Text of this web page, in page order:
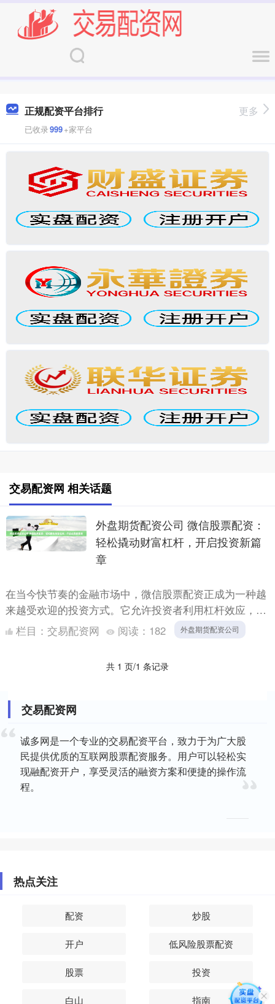
正规配资平台排行
已收录999+家平台
更多
交易配资网 相关话题
外盘期货配资公司 微信股票配资：
轻松撬动财富杠杆，开启投资新篇
章
在当今快节奏的金融市场中，微信股票配资正成为一种越
来越受欢迎的投资方式。它允许投资者利用杠杆效应，以
较小的本金撬动更大的投资资金，从而放大潜在收益。 1.
**....
栏目： 交易配资网 阅读： 182 外盘期货配资公司
共 1 页/1 条记录
交易配资网
诚多网是一个专业的交易配资平台，致力于为广大股
民提供优质的互联网股票配资服务。用户可以轻松实
现融配资开户，享受灵活的融资方案和便捷的操作流
程。
热点关注
配资 炒股
开户 低风险股票配资
股票 投资
白山 指南